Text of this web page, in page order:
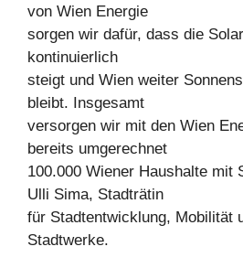
von Wien Energie
sorgen wir dafür, dass die
kontinuierlich
steigt und Wien weiter
bleibt. Insgesamt
versorgen wir mit den Wien
bereits umgerechnet
100.000 Wiener Haushalte mit
Ulli Sima, Stadträtin
für Stadtentwicklung, Mobilität
Stadtwerke.